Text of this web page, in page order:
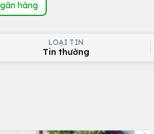
hàng
LOẠI TIN
Tin thường